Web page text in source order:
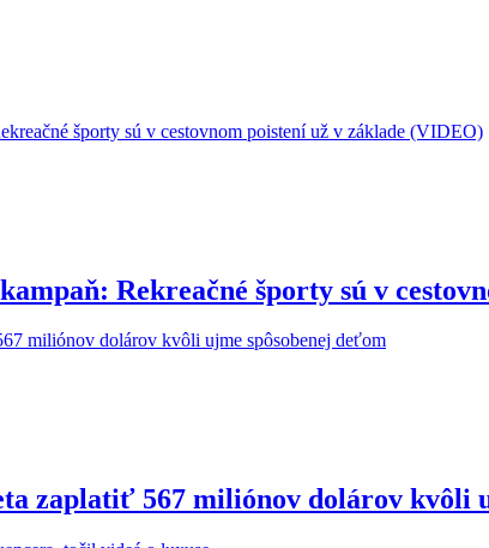
Rekreačné športy sú v
zaplatiť 567 miliónov dolárov kvôli